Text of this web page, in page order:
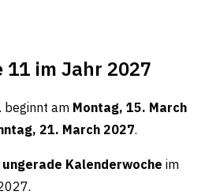
11 im Jahr 2027
beginnt am Montag, 15. March
21. March 2027.
ungerade Kalenderwoche im